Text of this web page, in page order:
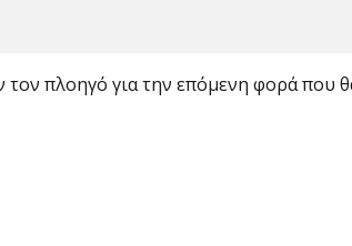
πλοηγό για την επόμενη φορά που